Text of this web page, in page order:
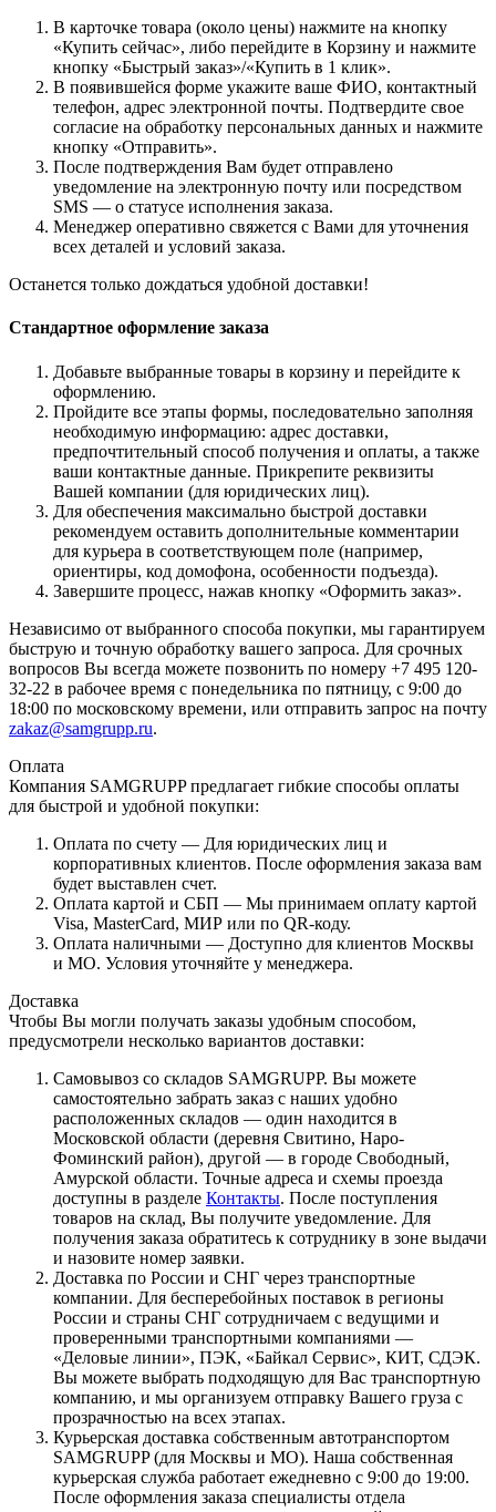
В карточке товара (около цены) нажмите на кнопку
«Купить сейчас», либо перейдите в Корзину и нажмите
кнопку «Быстрый заказ»/«Купить в 1 клик».
В появившейся форме укажите ваше ФИО, контактный
телефон, адрес электронной почты. Подтвердите свое
согласие на обработку персональных данных и нажмите
кнопку «Отправить».
После подтверждения Вам будет отправлено
уведомление на электронную почту или посредством
SMS — о статусе исполнения заказа.
Менеджер оперативно свяжется с Вами для уточнения
всех деталей и условий заказа.
Останется только дождаться удобной доставки!
Стандартное оформление заказа
Добавьте выбранные товары в корзину и перейдите к
оформлению.
Пройдите все этапы формы, последовательно заполняя
необходимую информацию: адрес доставки,
предпочтительный способ получения и оплаты, а также
ваши контактные данные. Прикрепите реквизиты
Вашей компании (для юридических лиц).
Для обеспечения максимально быстрой доставки
рекомендуем оставить дополнительные комментарии
для курьера в соответствующем поле (например,
ориентиры, код домофона, особенности подъезда).
Завершите процесс, нажав кнопку «Оформить заказ».
Независимо от выбранного способа покупки, мы гарантируем
быструю и точную обработку вашего запроса. Для срочных
вопросов Вы всегда можете позвонить по номеру +7 495 120-
32-22 в рабочее время с понедельника по пятницу, с 9:00 до
18:00 по московскому времени, или отправить запрос на почту
zakaz@samgrupp.ru.
Оплата
Компания SAMGRUPP предлагает гибкие способы оплаты
для быстрой и удобной покупки:
Оплата по счету — Для юридических лиц и
корпоративных клиентов. После оформления заказа вам
будет выставлен счет.
Оплата картой и СБП — Мы принимаем оплату картой
Visa, MasterCard, МИР или по QR-коду.
Оплата наличными — Доступно для клиентов Москвы
и МО. Условия уточняйте у менеджера.
Доставка
Чтобы Вы могли получать заказы удобным способом,
предусмотрели несколько вариантов доставки:
Самовывоз со складов SAMGRUPP. Вы можете
самостоятельно забрать заказ с наших удобно
расположенных складов — один находится в
Московской области (деревня Свитино, Наро-
Фоминский район), другой — в городе Свободный,
Амурской области. Точные адреса и схемы проезда
доступны в разделе Контакты. После поступления
товаров на склад, Вы получите уведомление. Для
получения заказа обратитесь к сотруднику в зоне выдачи
и назовите номер заявки.
Доставка по России и СНГ через транспортные
компании. Для бесперебойных поставок в регионы
России и страны СНГ сотрудничаем с ведущими и
проверенными транспортными компаниями —
«Деловые линии», ПЭК, «Байкал Сервис», КИТ, СДЭК.
Вы можете выбрать подходящую для Вас транспортную
компанию, и мы организуем отправку Вашего груза с
прозрачностью на всех этапах.
Курьерская доставка собственным автотранспортом
SAMGRUPP (для Москвы и МО). Наша собственная
курьерская служба работает ежедневно с 9:00 до 19:00.
После оформления заказа специалисты отдела